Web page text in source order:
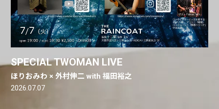
SPECIAL TWOMAN LIVE
ほりおみわ × 外村伸二 with 福田裕之
2026.07.07